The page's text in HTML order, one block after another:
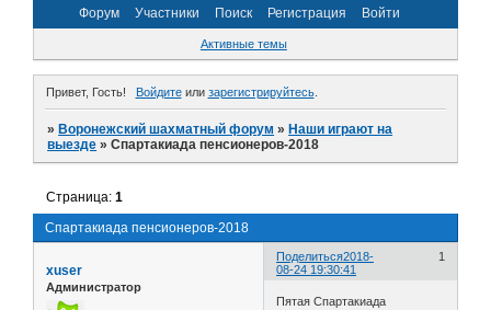
Форум Участники Поиск Регистрация Войти
Активные темы
Привет, Гость! Войдитеили зарегистрируйтесь.
»Воронежский шахматный форум »Наши играют на
выезде »Спартакиада пенсионеров-2018
Спартакиада пенсионеров-2018
Страница:1
Поделиться 1
2018-
08-24 19:30:41
xuser
Администратор
Пятая Спартакиада